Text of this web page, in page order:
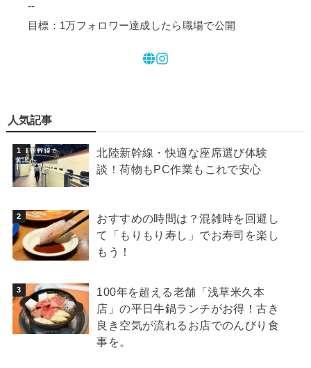
--
目標：1万フォロワー達成したら職場で公開
人気記事
北陸新幹線・快適な座席選び体験
談！荷物もPC作業もこれで安心
おすすめの時間は？混雑時を回避し
て「もりもり寿し」でお寿司を楽し
もう！
100年を超える老舗「浅草米久本
店」の平日牛鍋ランチがお得！古き
良き空気が流れるお店でのんびり食
事を。